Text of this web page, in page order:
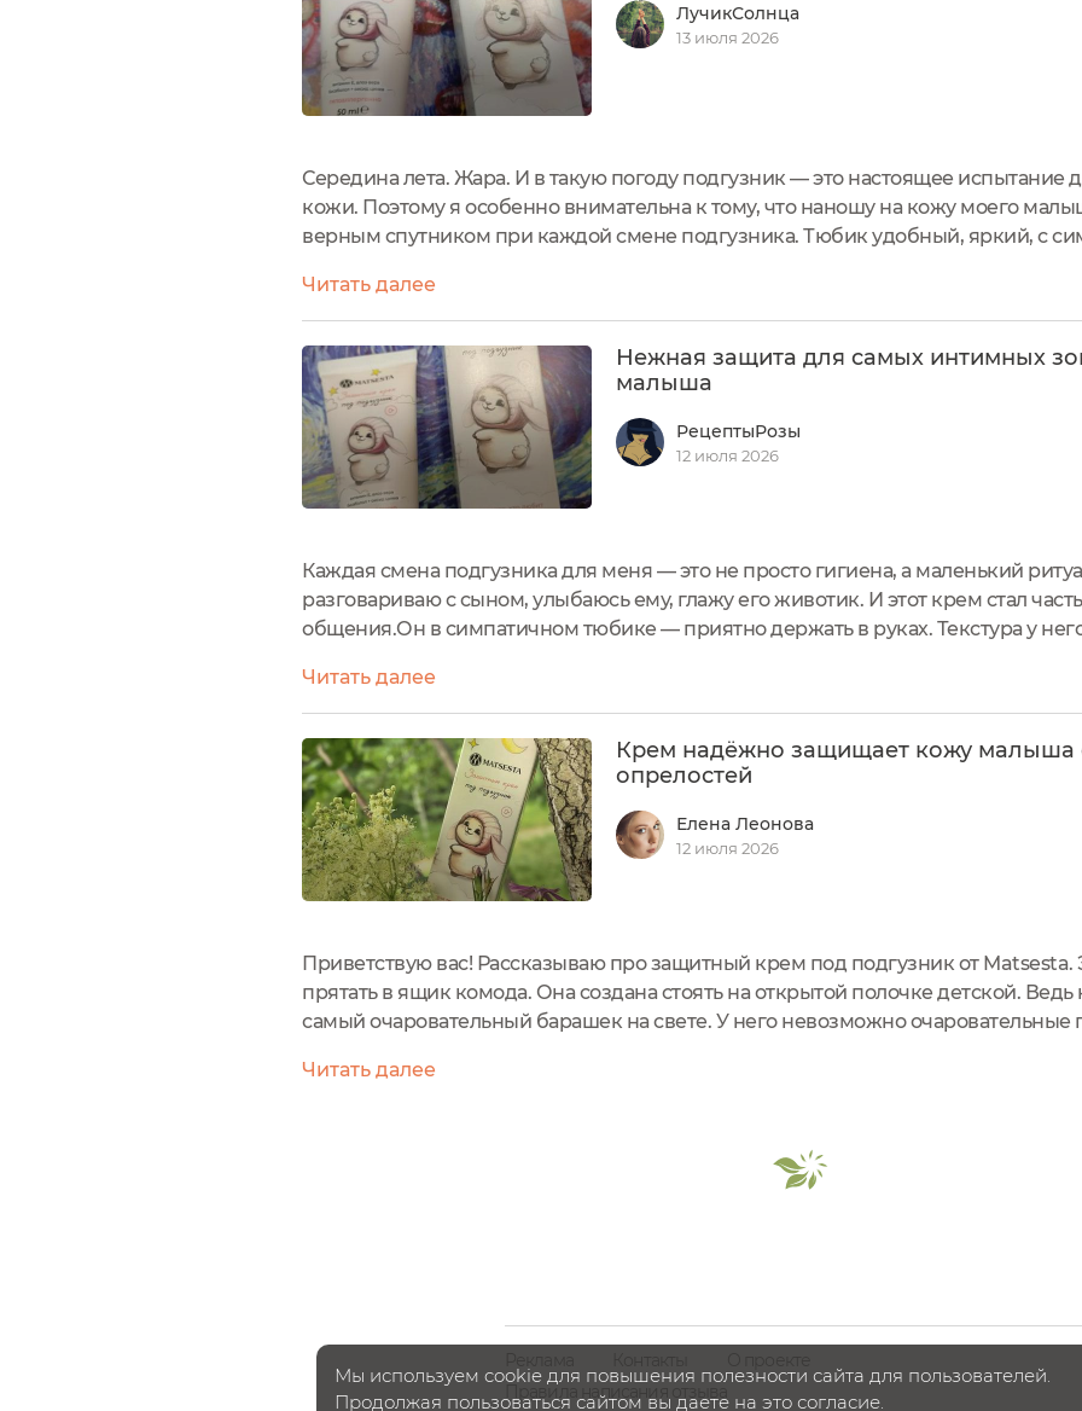
ЛучикСолнца
13 июля 2026
Середина лета. Жара. И в такую погоду подгузник — это настоящее испытание
кожи. Поэтому я особенно внимательна к тому, что наношу на кожу моего
верным спутником при каждой смене подгузника. Тюбик удобный, яркий, с
нежный, тающий. Наносится...
Читать далее
Нежная защита для самых интимных
малыша
РецептыРозы
12 июля 2026
Каждая смена подгузника для меня — это не просто гигиена, а маленький
разговариваю с сыном, улыбаюсь ему, глажу его животик. И этот крем стал
общения.Он в симпатичном тюбике — приятно держать в руках. Текстура у
распределяется легко, без усилий. Он не жирный,...
Читать далее
Крем надёжно защищает кожу малыша
опрелостей
Елена Леонова
12 июля 2026
Приветствую вас! Рассказываю про защитный крем под подгузник от Matsesta.
прятать в ящик комода. Она создана стоять на открытой полочке детской.
самый очаровательный барашек на свете. У него невозможно очаровательные
оригинальная подача. Объем...
Читать далее
Правила написания отзыва
Мы используем cookie для повышения полезности сайта для пользователей.
Продолжая пользоваться сайтом вы даете на это согласие.